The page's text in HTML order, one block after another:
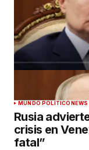
MUNDO POLÍTICONEWS
Rusia
crisis en
fatal”